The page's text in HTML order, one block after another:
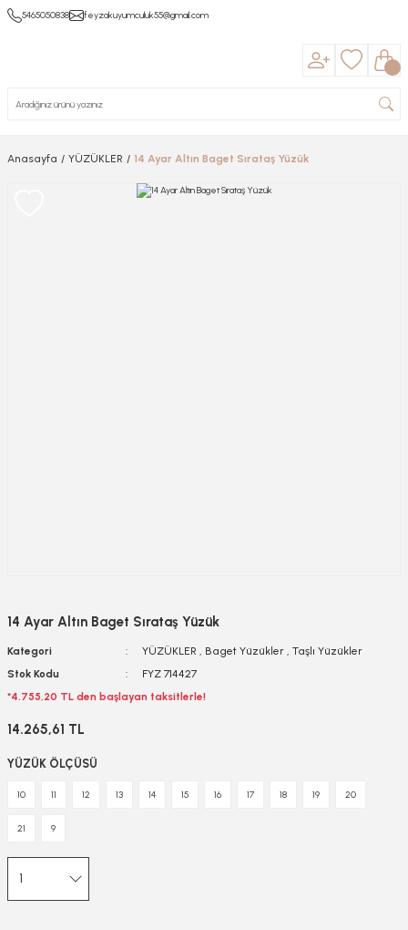
5465050838 feyzakuyumculuk55@gmail.com
Anasayfa YÜZÜKLER 14 Ayar Altın Baget Sırataş Yüzük
14 Ayar Altın Baget Sırataş Yüzük
Kategori YÜZÜKLER , Baget Yüzükler , Taşlı Yüzükler
Stok Kodu
FYZ 714427
*4.755,20 TL den başlayan taksitlerle!
14.265,61 TL
YÜZÜK ÖLÇÜSÜ
10 11 12 13 14 15 16 17 18 19 20
21 9